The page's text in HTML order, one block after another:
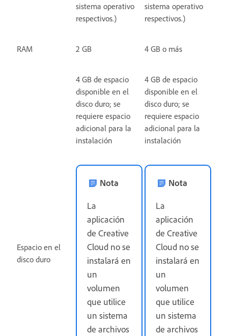
sistema operativo
respectivos.)
sistema operativo
respectivos.)
RAM 2 GB 4 GB o más
Espacio en el
disco duro
4 GB de espacio
disponible en el
disco duro; se
requiere espacio
adicional para la
instalación
Nota
La
aplicación
de Creative
Cloud no se
instalará en
un
volumen
que utilice
un sistema
de archivos
4 GB de espacio
disponible en el
disco duro; se
requiere espacio
adicional para la
instalación
Nota
La
aplicación
de Creative
Cloud no se
instalará en
un
volumen
que utilice
un sistema
de archivos